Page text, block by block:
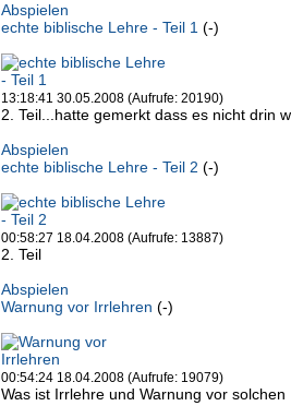
Abspielen
echte biblische Lehre - Teil 1 (-)
13:18:41 30.05.2008 (Aufrufe: 20190)
2. Teil...hatte gemerkt dass es nicht drin
Abspielen
echte biblische Lehre - Teil 2 (-)
00:58:27 18.04.2008 (Aufrufe: 13887)
2. Teil
Abspielen
Warnung vor Irrlehren (-)
00:54:24 18.04.2008 (Aufrufe: 19079)
Was ist Irrlehre und Warnung vor